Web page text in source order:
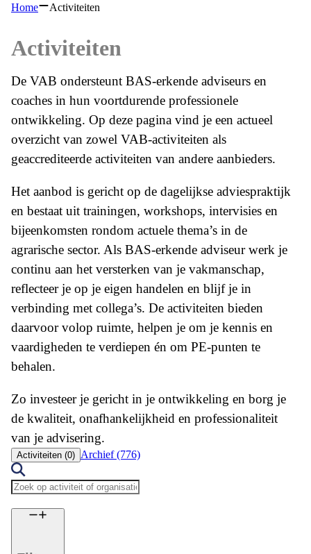
Home Activiteiten
Activiteiten
De VAB ondersteunt BAS-erkende adviseurs en
coaches in hun voortdurende professionele
ontwikkeling. Op deze pagina vind je een actueel
overzicht van zowel VAB-activiteiten als
geaccrediteerde activiteiten van andere aanbieders.
Het aanbod is gericht op de dagelijkse adviespraktijk
en bestaat uit trainingen, workshops, intervisies en
bijeenkomsten rondom actuele thema’s in de
agrarische sector. Als BAS-erkende adviseur werk je
continu aan het versterken van je vakmanschap,
reflecteer je op je eigen handelen en blijf je in
verbinding met collega’s. De activiteiten bieden
daarvoor volop ruimte, helpen je om je kennis en
vaardigheden te verdiepen én om PE-punten te
behalen.
Zo investeer je gericht in je ontwikkeling en borg je
de kwaliteit, onafhankelijkheid en professionaliteit
van je advisering.
Activiteiten (0) Archief (776)